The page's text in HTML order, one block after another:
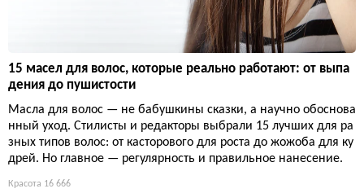
15 масел для волос, которые реально работают: от выпа
дения до пушистости
Масла для волос — не бабушкины сказки, а научно обоснова
нный уход. Стилисты и редакторы выбрали 15 лучших для ра
зных типов волос: от касторового для роста до жожоба для ку
дрей. Но главное — регулярность и правильное нанесение.
Красота 16 666